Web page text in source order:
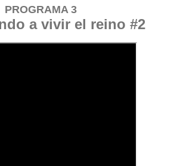
PROGRAMA 3
a vivir el reino #2